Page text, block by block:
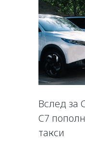
Вслед за
C7
такси